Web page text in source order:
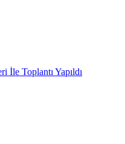
Toplantı Yapıldı